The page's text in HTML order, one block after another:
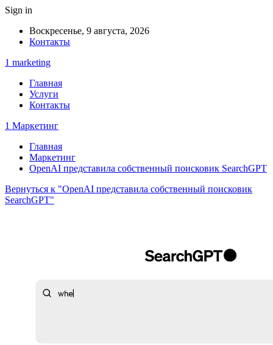
Sign in
Воскресенье, 9 августа, 2026
Контакты
1 marketing
Главная
Услуги
Контакты
1 Маркетинг
Главная
Маркетинг
OpenAI представила собственный поисковик SearchGPT
Вернуться к "OpenAI представила собственный поисковик
SearchGPT"